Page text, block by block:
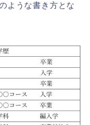
ような書き方とな